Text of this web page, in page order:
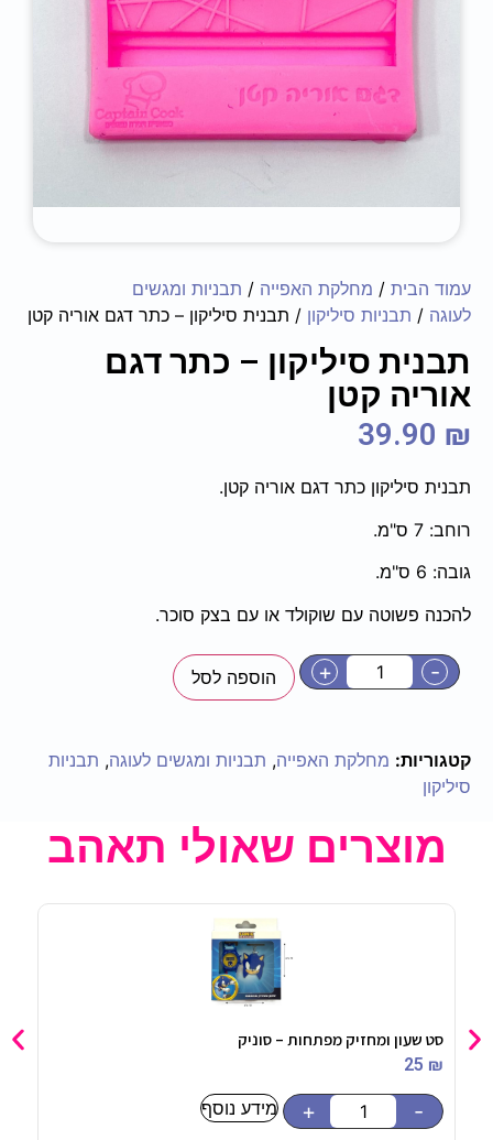
עמוד הבית / מחלקת האפייה / תבניות ומגשים
לעוגה / תבניות סיליקון / תבנית סיליקון – כתר דגם אוריה קטן
תבנית סיליקון – כתר דגם
אוריה קטן
39.90 ₪
תבנית סיליקון כתר דגם אוריה קטן.
רוחב: 7 ס"מ.
גובה: 6 ס"מ.
להכנה פשוטה עם שוקולד או עם בצק סוכר.
-
+ הוספה לסל
קטגוריות: מחלקת האפייה, תבניות ומגשים לעוגה, תבניות
סיליקון
מוצרים שאולי תאהב
סט שעון ומחזיק מפתחות – סוניק
25 ₪
-
+ מידע נוסף